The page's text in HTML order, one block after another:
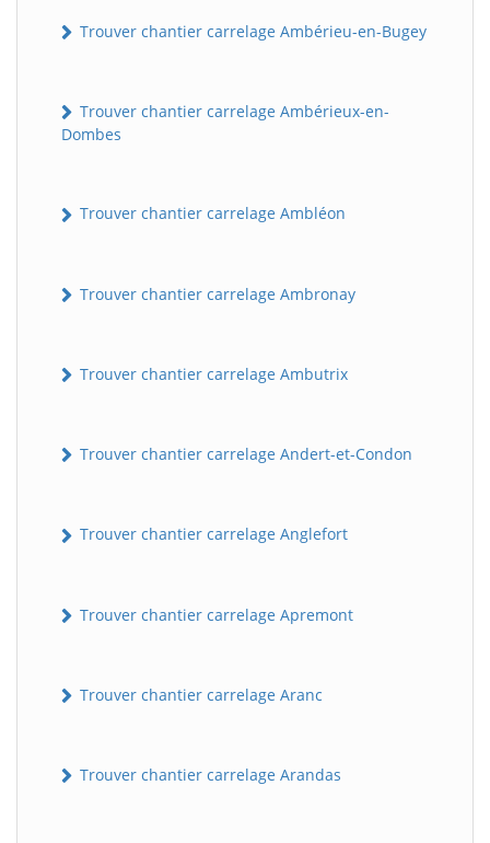
Trouver chantier carrelage Ambérieu-en-Bugey
Trouver chantier carrelage Ambérieux-en-
Dombes
Trouver chantier carrelage Ambléon
Trouver chantier carrelage Ambronay
Trouver chantier carrelage Ambutrix
Trouver chantier carrelage Andert-et-Condon
Trouver chantier carrelage Anglefort
Trouver chantier carrelage Apremont
Trouver chantier carrelage Aranc
Trouver chantier carrelage Arandas